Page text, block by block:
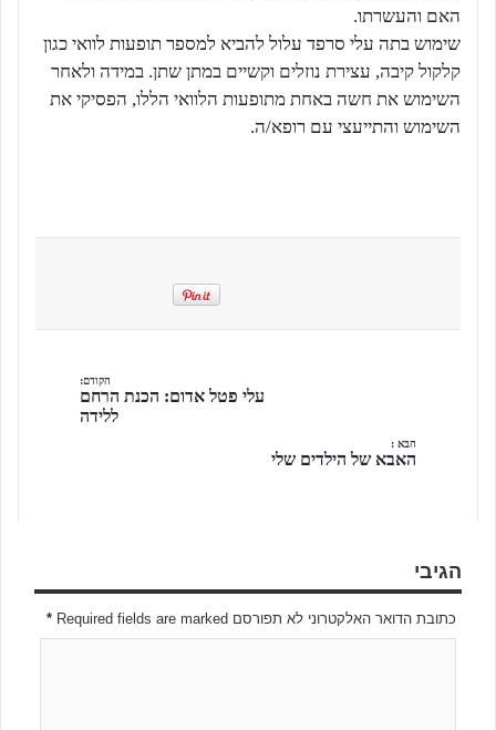
האם והעשרתו.
שימוש בתה עלי סרפד עלול להביא למספר תופעות לוואי כגון
קלקול קיבה, עצירת נוזלים וקשיים במתן שתן. במידה ולאחר
השימוש את חשה באחת מתופעות הלוואי הללו, הפסיקי את
השימוש והתייעצי עם רופא/ה.
הקודם:
עלי פטל אדום: הכנת הרחם
ללידה
הבא :
האבא של הילדים שלי
הגיבי
כתובת הדואר האלקטרוני לא תפורסם Required fields are marked *